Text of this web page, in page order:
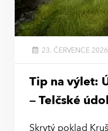
Tip na výlet:
– Telčské
Skrytý poklad
23. ČERVENCE 2026